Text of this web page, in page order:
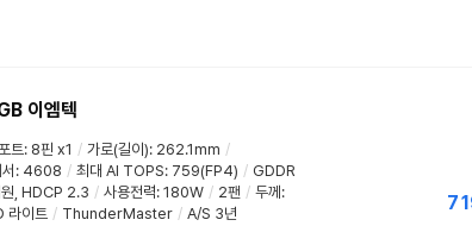
이엠텍
트: 8핀 x1 / 가로(길이): 262.1mm /
: 4608 / 최대 AI TOPS: 759(FP4) / GDDR
HDCP 2.3 / 사용전력: 180W / 2팬 / 두께 :
라이트 / ThunderMaster / A/S 3년